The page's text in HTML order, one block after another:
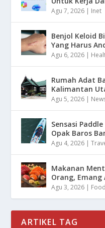
Agu 7, 2026 | Inet
Benjol Keloid
Yang Harus
Agu 6, 2026 |
Rumah Adat
Kalimantan
Agu 5, 2026 |
Sensasi
Opak Baros
Agu 4, 2026 |
Makanan
Orang, Emang
Agu 3, 2026 | Food
ARTIKEL TAG